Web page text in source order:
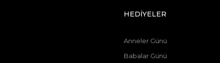
HEDİYELER
Anneler Günü
Babalar Günü